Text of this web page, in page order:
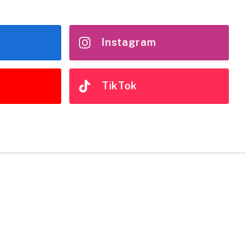
Instagram
TikTok